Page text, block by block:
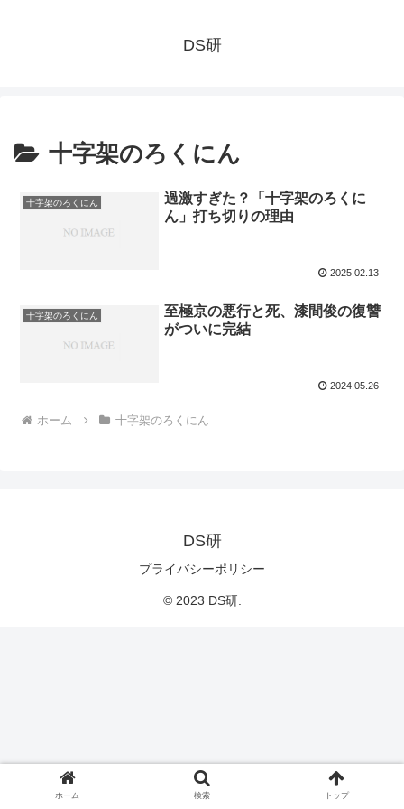
DS研
十字架のろくにん
十字架のろくにん
過激すぎた？「十字架のろくに
ん」打ち切りの理由
2025.02.13
十字架のろくにん
至極京の悪行と死、漆間俊の復讐
がついに完結
2024.05.26
ホーム 十字架のろくにん
DS研
プライバシーポリシー
© 2023 DS研.
ホーム 検索 トップ